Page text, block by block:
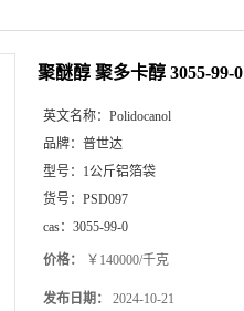
聚醚醇 聚多卡醇 3055-99-0
英文名称： Polidocanol
品牌： 普世达
型号： 1公斤铝箔袋
货号： PSD097
cas： 3055-99-0
价格： ￥140000/千克
发布日期： 2024-10-21